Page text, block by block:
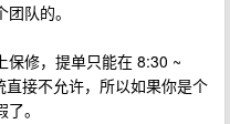
队的。
保修，提单只能在 8:30 ~
接不允许，所以如果你是个
。